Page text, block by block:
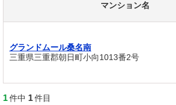
マンション名
グランドムール桑名南
三重県三重郡朝日町小向1013番2号
1件中 1件目